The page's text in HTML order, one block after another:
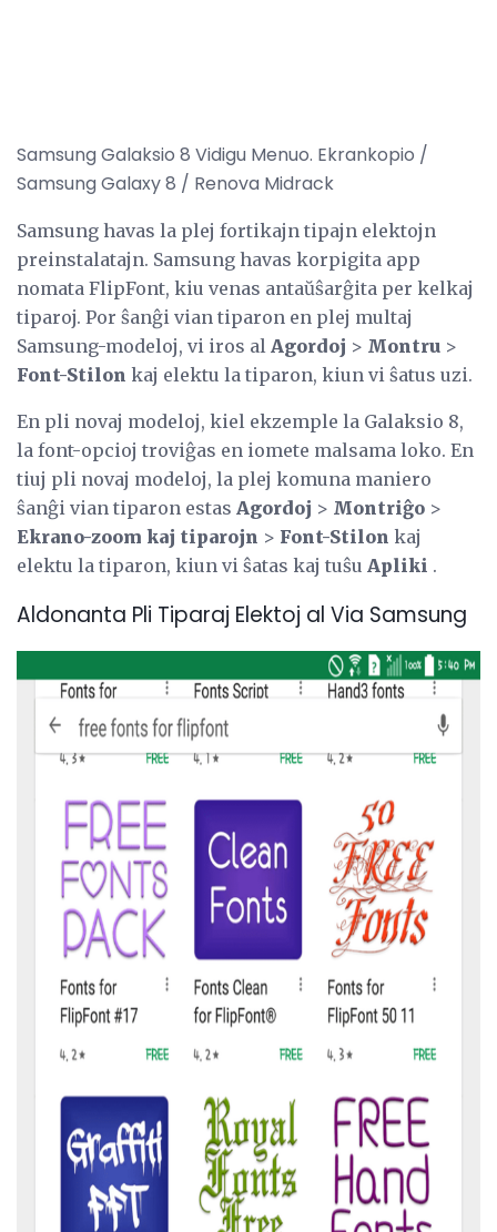
Samsung Galaksio 8 Vidigu Menuo. Ekrankopio /
Samsung Galaxy 8 / Renova Midrack
Samsung havas la plej fortikajn tipajn elektojn
preinstalatajn. Samsung havas korpigita app
nomata FlipFont, kiu venas antaŭŝarĝita per kelkaj
tiparoj. Por ŝanĝi vian tiparon en plej multaj
Samsung-modeloj, vi iros al Agordoj > Montru >
Font-Stilon kaj elektu la tiparon, kiun vi ŝatus uzi.
En pli novaj modeloj, kiel ekzemple la Galaksio 8,
la font-opcioj troviĝas en iomete malsama loko. En
tiuj pli novaj modeloj, la plej komuna maniero
ŝanĝi vian tiparon estas Agordoj > Montriĝo >
Ekrano-zoom kaj tiparojn > Font-Stilon kaj
elektu la tiparon, kiun vi ŝatas kaj tuŝu Apliki .
Aldonanta Pli Tiparaj Elektoj al Via Samsung